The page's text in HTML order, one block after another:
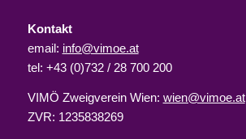
Kontakt
email: info@vimoe.at
tel: +43 (0)732 / 28 700 200
VIMÖ Zweigverein Wien: wien@vimoe.at
ZVR: 1235838269